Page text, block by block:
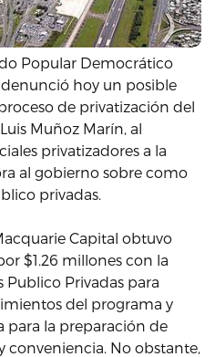
Popular Democrático
hoy un posible
de privatización del
Muñoz Marín, al
privatizadores a la
al gobierno sobre como
privadas.
Capital obtuvo
$1.26 millones con la
Publico Privadas para
del programa y
para la preparación de
conveniencia. No obstante,